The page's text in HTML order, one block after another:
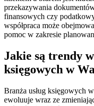
przekazywania
finansowych czy
współpraca może
pomoc w zakresie
Jakie są trendy
księgowych w
Branża usług księgowych
ewoluuje wraz ze